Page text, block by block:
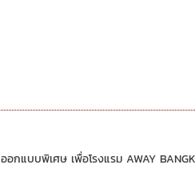
บบพิเศษ เพื่อโรงแรม AWAY